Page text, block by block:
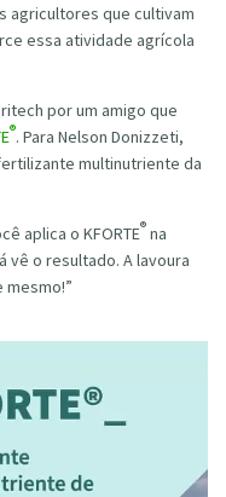
agricultores que cultivam
essa atividade agrícola
por um amigo que
®. Para Nelson Donizzeti,
multinutriente da
aplica o KFORTE® na
vê o resultado. A lavoura